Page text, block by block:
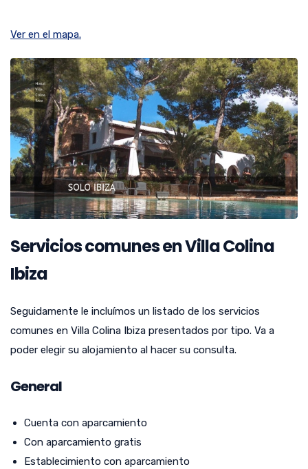
Ver en el mapa.
Servicios comunes en Villa Colina
Ibiza
Seguidamente le incluímos un listado de los servicios
comunes en Villa Colina Ibiza presentados por tipo. Va a
poder elegir su alojamiento al hacer su consulta.
General
Cuenta con aparcamiento
Con aparcamiento gratis
Establecimiento con aparcamiento